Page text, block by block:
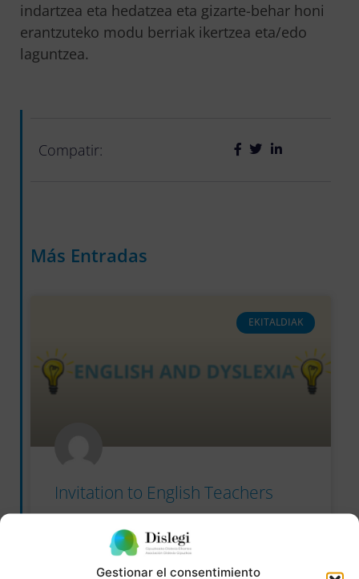
Gestionar el consentimiento
indartzea eta hedatzea eta gizarte-behar honi
erantzuteko modu berriak ikertzea eta/edo
laguntzea.
Compatir:
Más Entradas
EKITALDIAK
Invitation to English Teachers
Invitation to English Teachers
READ MORE »